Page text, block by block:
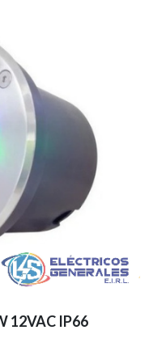
12VAC IP66